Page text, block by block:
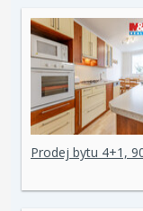
Prodej bytu 4+1,